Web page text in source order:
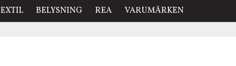
BELYSNING REA VARUMÄRKEN